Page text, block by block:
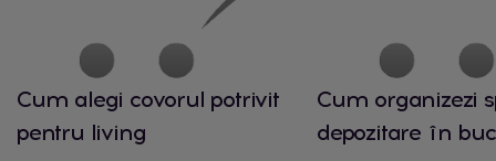
Cum alegi covorul potrivit
pentru living
Cum organizezi
depozitare în